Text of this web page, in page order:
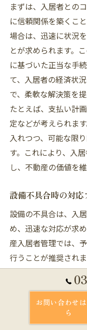
まずは、入居者との
に信頼関係を築くこ
場合は、迅速に状況
とが求められます。
に基づいた正当な手
て、入居者の経済状
で、柔軟な解決策を
たとえば、支払い計
定などが考えられま
入れつつ、可能な限
す。これにより、入
し、不動産の価値を
設備不具合時の対応
設備の不具合は、入
め、迅速な対応が求
産入居者管理では、
行うことが推奨され
合、まずは入居者か
リングし、迅速に状
に、原因を特定する
やかに修理を行いま
お問い合わせ
ら